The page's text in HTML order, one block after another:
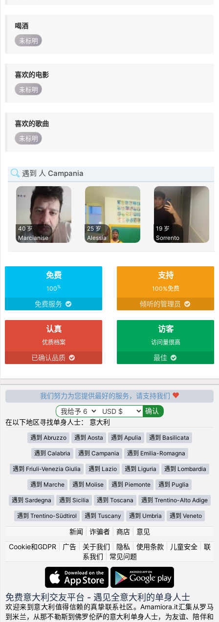
喝酒
未标明
喜欢的电影
未标明
喜欢的歌曲
未标明
遇到 人 Campania
40 岁
Marcianise
25 岁
Alessia
19 岁
Sorrento
免费
100%
免费服务
支持
100%免费
倾听的管理员
认真
优质档案
已确认品质
访客
访问量很高
最佳
我们努力为您提供最好的服务，请支持我们
在以下地区寻找单身人士： 意大利
遇到 Abruzzo 遇到 Aosta 遇到 Apulia 遇到 Basilicata
遇到 Calabria 遇到 Campania 遇到 Emilia-Romagna
遇到 Friuli-Venezia Giulia 遇到 Lazio 遇到 Liguria 遇到 Lombardia
遇到 Marche 遇到 Molise 遇到 Piemonte 遇到 Puglia
遇到 Sardegna 遇到 Sicilia 遇到 Toscana 遇到 Trentino-Alto Adige
遇到 Trentino-Südtirol 遇到 Tuscany 遇到 Umbria 遇到 Veneto
新闻 诈骗者| 商店| 意见
Cookie和GDPR
广告| 关于我们 隐私 使用条款| 儿童安全| 联
系我们
常见问题
免费意大利交友平台 - 遇见全意大利的单身人士
欢迎来到意大利值得信赖的真挚联系社区。Amamiora.it汇集从罗马
到米兰，从那不勒斯到佛罗伦萨的意大利单身人士，为友谊、陪伴和